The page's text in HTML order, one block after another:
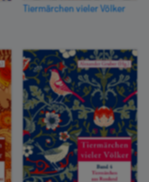
Tiermärchen vieler Völker